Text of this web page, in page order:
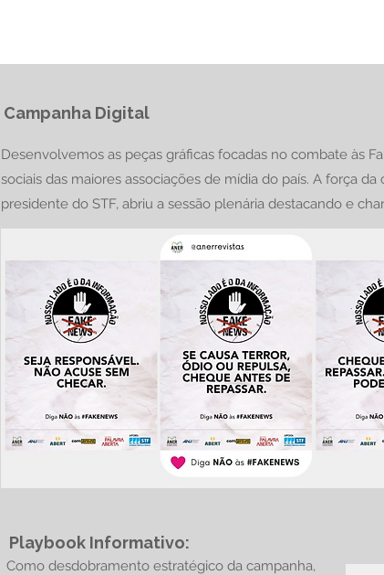
Campanha Digital
Desenvolvemos as peças gráficas focadas no combate às
sociais das maiores associações de mídia do país. A força
presidente do STF, abriu a sessão plenária destacando e
Playbook Informativo:
Como desdobramento estratégico da campanha,